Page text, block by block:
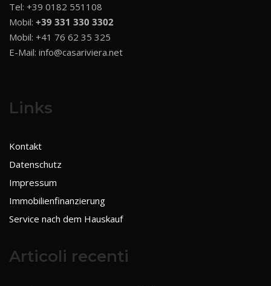
Tel: +39 0182 551108
Mobil: +39 331 330 3302
Mobil: +41 76 62 35 325
E-Mail: info@casariviera.net
Links
Kontakt
Datenschutz
Impressum
Immobilienfinanzierung
Service nach dem Hauskauf
Articoli recenti